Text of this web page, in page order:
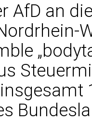
AfD an